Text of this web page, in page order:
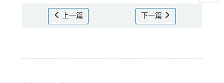
上一篇 下一篇